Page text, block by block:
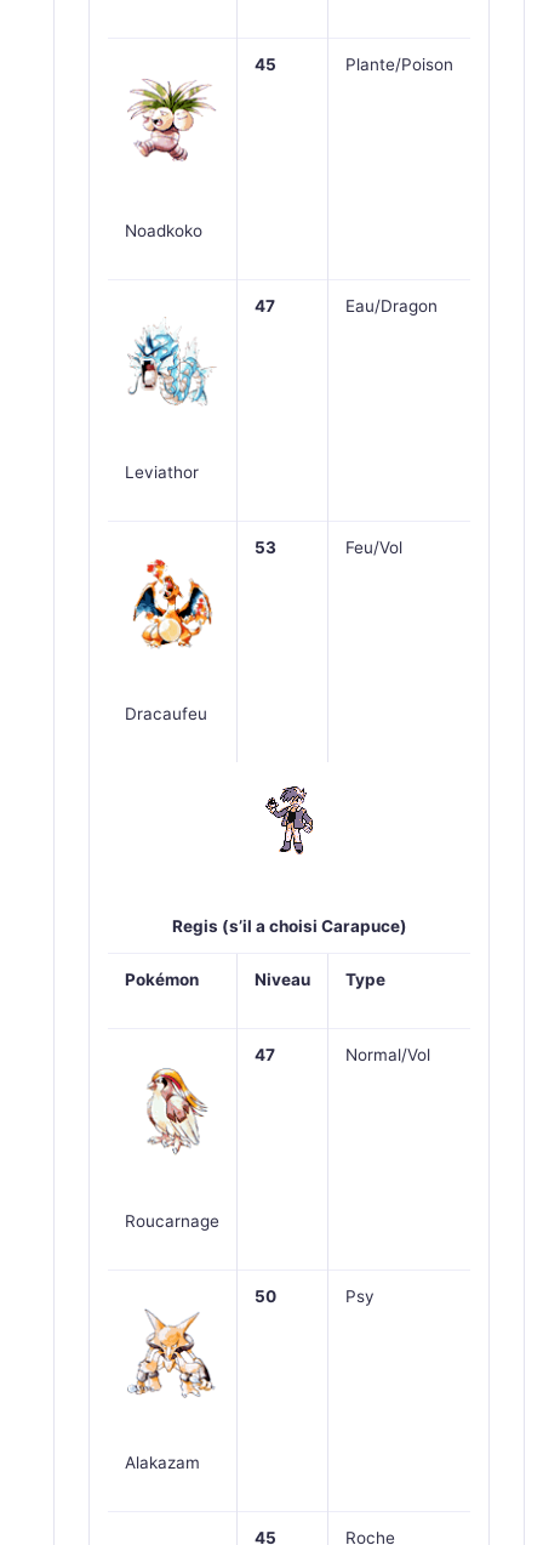
Noadkoko
45 Plante/Poison
Leviathor
47 Eau/Dragon
Dracaufeu
53 Feu/Vol
Regis (s’il a choisi Carapuce)
Pokémon Niveau Type
Roucarnage
47 Normal/Vol
Alakazam
50 Psy
45 Roche